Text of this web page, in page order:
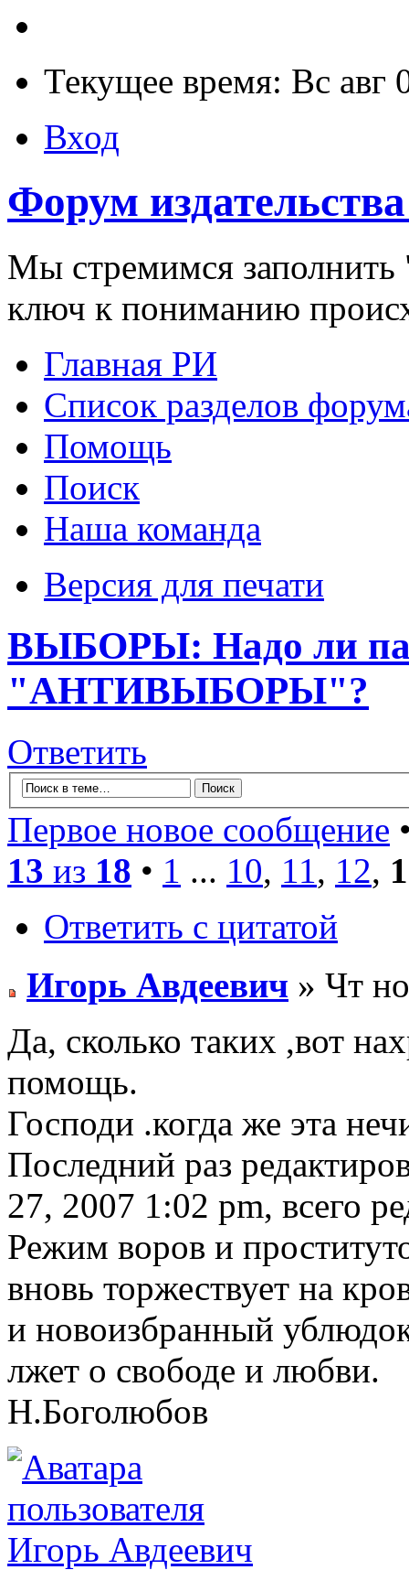
Текущее время: Вс авг
Вход
Форум
Мы стремимся заполнить
ключ к пониманию
Главная РИ
Список разделов
Помощь
Поиск
Наша команда
Версия для печати
ВЫБОРЫ: Надо ли
"АНТИВЫБОРЫ"?
Ответить
Первое новое сообщение
13 из 18 • 1 ... 10, 11, 12,
Ответить с цитатой
Игорь Авдеевич » Чт
Да, сколько таких ,вот
помощь.
Господи .когда же эта
Последний раз
27, 2007 1:02 pm, всего
Режим воров и
вновь торжествует на
и новоизбранный
лжет о свободе и любви.
Н.Боголюбов
Игорь Авдеевич